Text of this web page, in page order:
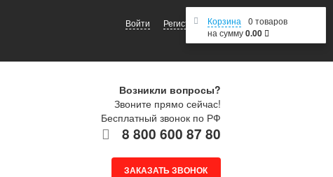
Войти Регистрация
Возникли вопросы?
Звоните прямо сейчас!
Бесплатный звонок по РФ
8 800 600 87 80
ЗАКАЗАТЬ ЗВОНОК
Корзина
0 товаров
на сумму0.00